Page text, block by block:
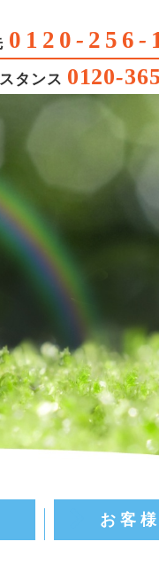
0120 - 256 -
タンス 0120-
お客